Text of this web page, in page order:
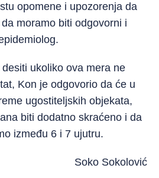
opomene i upozorenja da
moramo biti odgovorni i
ukoliko ova mera ne
Kon je odgovorio da će u
ugostiteljskih objekata,
biti dodatno skraćeno i da
između 6 i 7 ujutru.
Soko Sokolović